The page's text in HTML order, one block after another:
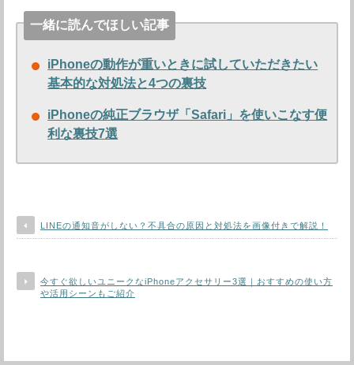
一緒に読んでほしい記事
iPhoneの動作が重いときに試していただきたい
基本的な対処法と4つの裏技
iPhoneの純正ブラウザ「Safari」を使いこなす便
利な裏技7選
LINEの通知音がしない？不具合の原因と対処法を画像付きで解説！
今すぐ欲しいユニークなiPhoneアクセサリー3選｜おすすめの使い方
や活用シーンもご紹介